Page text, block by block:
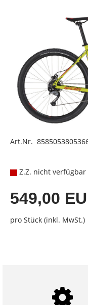
Art.Nr.
Z.Z. nicht verfügbar
549,00
pro Stück (inkl. MwSt.)